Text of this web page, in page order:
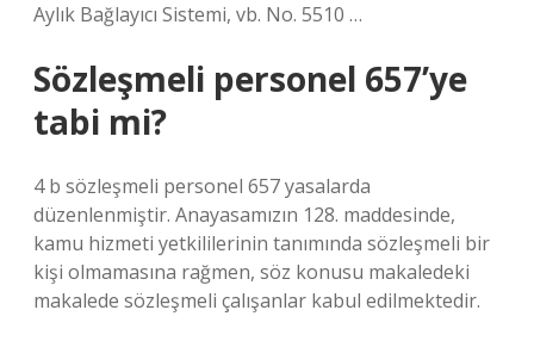
Aylık Bağlayıcı Sistemi, vb. No. 5510 …
Sözleşmeli personel 657’ye
tabi mi?
4 b sözleşmeli personel 657 yasalarda
düzenlenmiştir. Anayasamızın 128. maddesinde,
kamu hizmeti yetkililerinin tanımında sözleşmeli bir
kişi olmamasına rağmen, söz konusu makaledeki
makalede sözleşmeli çalışanlar kabul edilmektedir.